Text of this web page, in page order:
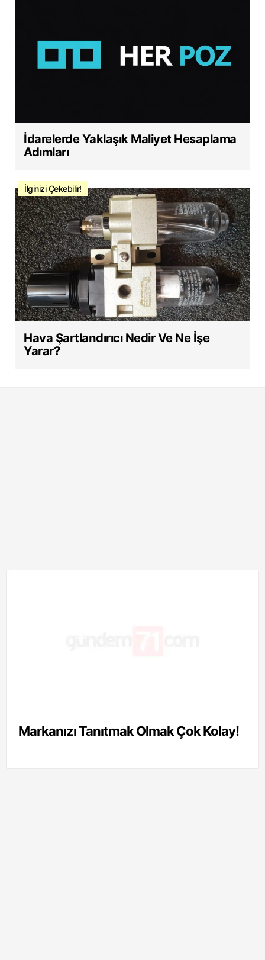
İdarelerde Yaklaşık Maliyet Hesaplama
Adımları
İlginizi Çekebilir!
Hava Şartlandırıcı Nedir Ve Ne İşe
Yarar?
Markanızı Tanıtmak Olmak Çok Kolay!